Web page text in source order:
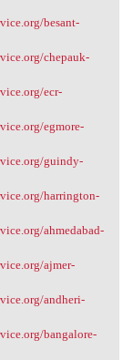
besant-
chepauk-
ecr-
egmore-
guindy-
harrington-
ahmedabad-
ajmer-
andheri-
bangalore-